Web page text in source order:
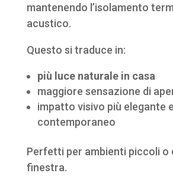
mantenendo l’isolamento
acustico.
Questo si traduce in:
più luce naturale in casa
maggiore sensazione di
impatto visivo più elegante e
contemporaneo
Perfetti per ambienti piccoli o
finestra.